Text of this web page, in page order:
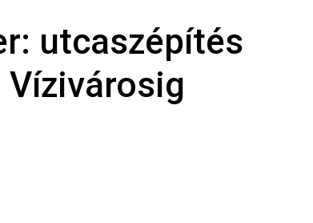
utcaszépítés